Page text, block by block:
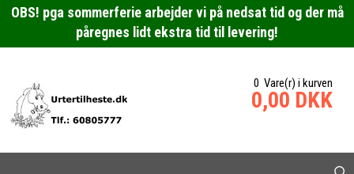
OBS! pga sommerferie arbejder vi på nedsat tid og der må
påregnes lidt ekstra tid til levering!
0 Vare(r) i kurven
0,00 DKK